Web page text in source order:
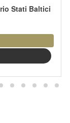
Stati Baltici